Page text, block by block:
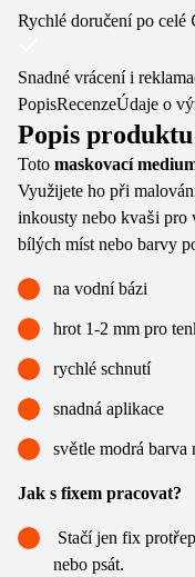
Rychlé doručení po celé
Snadné vrácení i
PopisRecenzeÚdaje o
Popis produktu
Toto maskovací
Využijete ho při
inkousty nebo kvaši pro
bílých míst nebo barvy
na vodní bázi
hrot 1-2 mm pro
rychlé schnutí
snadná aplikace
světle modrá barva
Jak s fixem pracovat?
Stačí jen fix
nebo psát.